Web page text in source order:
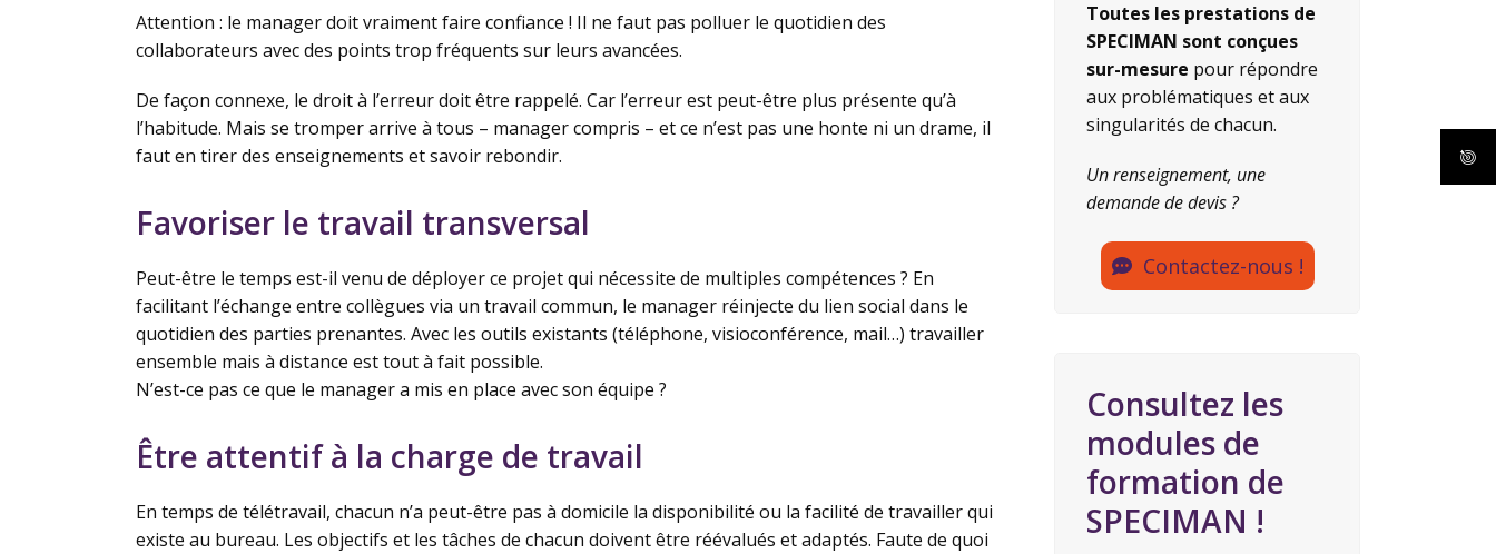
Attention : le manager doit vraiment faire confiance ! Il ne faut pas polluer le quotidien des
collaborateurs avec des points trop fréquents sur leurs avancées.
De façon connexe, le droit à l’erreur doit être rappelé. Car l’erreur est peut-être plus présente qu’à
l’habitude. Mais se tromper arrive à tous – manager compris – et ce n’est pas une honte ni un drame, il
faut en tirer des enseignements et savoir rebondir.
Favoriser le travail transversal
Peut-être le temps est-il venu de déployer ce projet qui nécessite de multiples compétences ? En
facilitant l’échange entre collègues via un travail commun, le manager réinjecte du lien social dans le
quotidien des parties prenantes. Avec les outils existants (téléphone, visioconférence, mail…) travailler
ensemble mais à distance est tout à fait possible.
N’est-ce pas ce que le manager a mis en place avec son équipe ?
Être attentif à la charge de travail
En temps de télétravail, chacun n’a peut-être pas à domicile la disponibilité ou la facilité de travailler qui
existe au bureau. Les objectifs et les tâches de chacun doivent être réévalués et adaptés. Faute de quoi
Toutes les prestations de
SPECIMAN sont conçues
sur-mesure pour répondre
aux problématiques et aux
singularités de chacun.
Un renseignement, une
demande de devis ?
Contactez-nous !
Consultez les
modules de
formation de
SPECIMAN !